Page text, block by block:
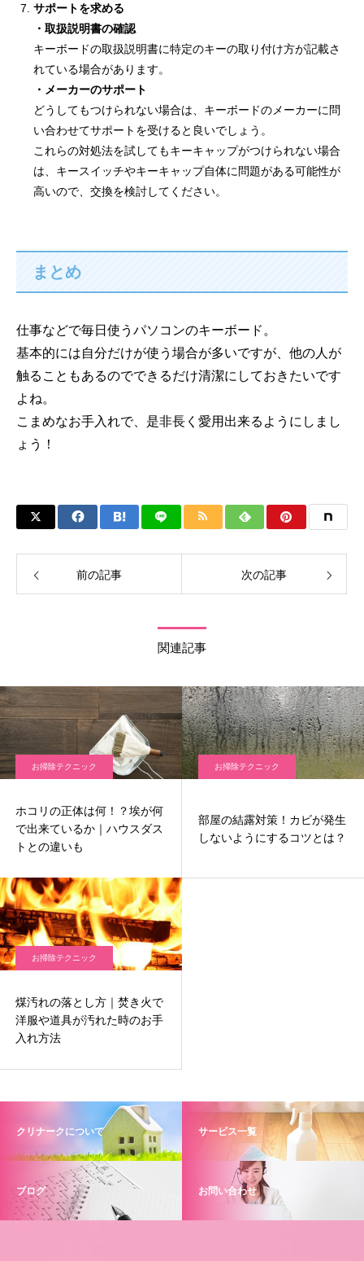
サポートを求める
・取扱説明書の確認
キーボードの取扱説明書に特定のキーの取り付け方が記載さ
れている場合があります。
・メーカーのサポート
どうしてもつけられない場合は、キーボードのメーカーに問
い合わせてサポートを受けると良いでしょう。
これらの対処法を試してもキーキャップがつけられない場合
は、キースイッチやキーキャップ自体に問題がある可能性が
高いので、交換を検討してください。
まとめ
仕事などで毎日使うパソコンのキーボード。
基本的には自分だけが使う場合が多いですが、他の人が
触ることもあるのでできるだけ清潔にしておきたいです
よね。
こまめなお手入れで、是非長く愛用出来るようにしまし
ょう！
前の記事 次の記事
関連記事
お掃除テクニック
ホコリの正体は何！？埃が何
で出来ているか｜ハウスダス
トとの違いも
お掃除テクニック
部屋の結露対策！カビが発生
しないようにするコツとは？
お掃除テクニック
煤汚れの落とし方｜焚き火で
洋服や道具が汚れた時のお手
入れ方法
クリナークについて サービス一覧
ブログ お問い合わせ